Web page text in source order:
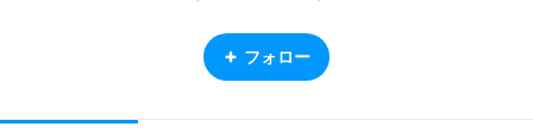
フォロー